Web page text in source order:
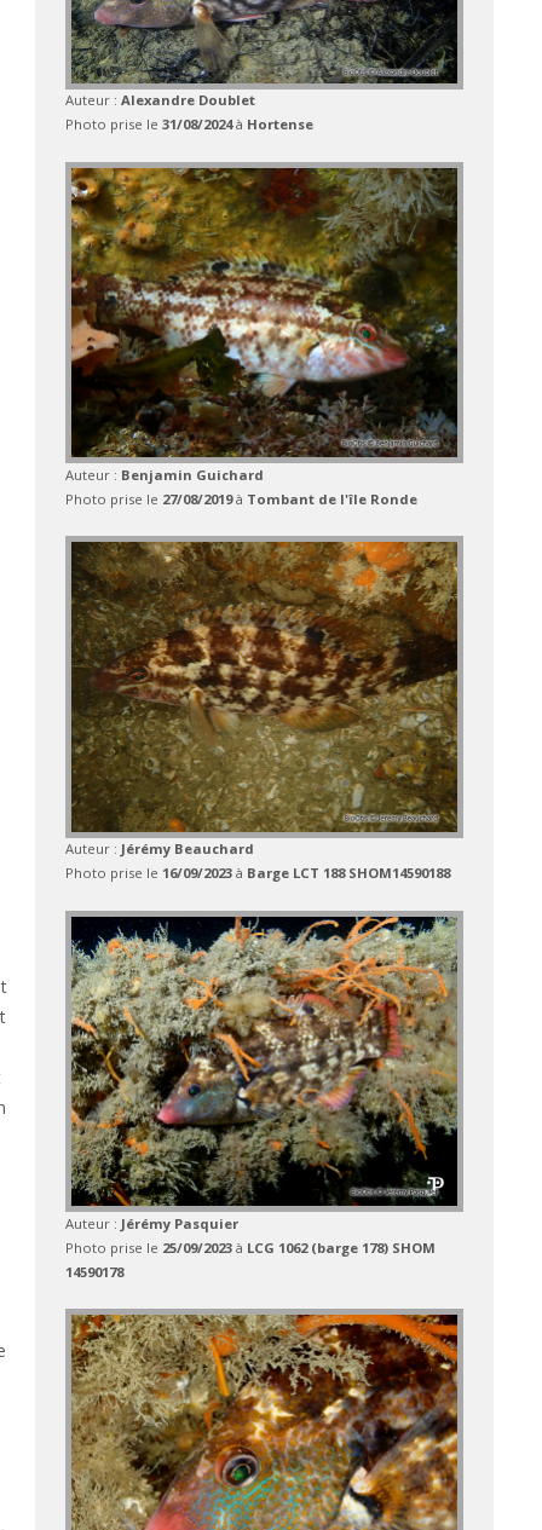
Auteur : Alexandre Doublet
Photo prise le 31/08/2024à Hortense
Auteur : Benjamin Guichard
Photo prise le 27/08/2019à Tombant de l'île Ronde
Auteur : Jérémy Beauchard
Photo prise le 16/09/2023à Barge LCT 188 SHOM14590188
Auteur : Jérémy Pasquier
Photo prise le 25/09/2023à LCG 1062 (barge 178) SHOM
14590178